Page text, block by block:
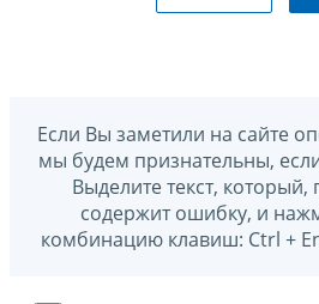
Если Вы заметили на сайте
мы будем признательны,
Выделите текст,
содержит ошибку, и
комбинацию клавиш: Ctrl +